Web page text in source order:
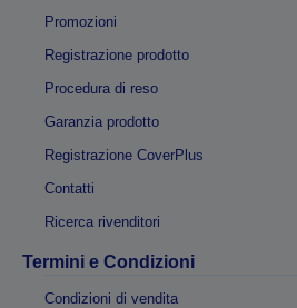
Promozioni
Registrazione prodotto
Procedura di reso
Garanzia prodotto
Registrazione CoverPlus
Contatti
Ricerca rivenditori
Termini e Condizioni
Condizioni di vendita